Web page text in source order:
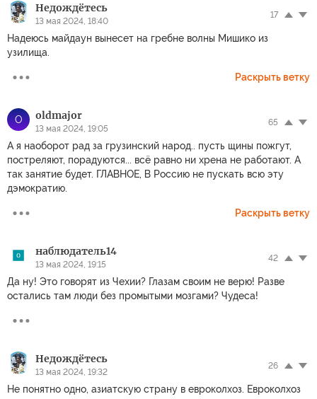
Недождётесь
13 мая 2024, 18:40
17
Надеюсь майдаун вынесет на гребне волны Мишико из
узилища.
Раскрыть ветку
O oldmajor
13 мая 2024, 19:05
65
А я наоборот рад за грузинский народ.. пусть щины пожгут,
постреляют, порадуются... всё равно ни хрена не работают. А
так занятие будет. ГЛАВНОЕ, В Россию не пускать всю эту
дэмократию.
Раскрыть ветку
наблюдатель14
13 мая 2024, 19:15
42
Да ну! Это говорят из Чехии? Глазам своим не верю! Разве
остались там люди без промытыми мозгами? Чудеса!
Недождётесь
13 мая 2024, 19:32
26
Не понятно одно, азиатскую страну в евроколхоз. Евроколхоз